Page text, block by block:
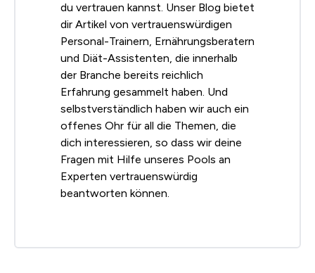
du vertrauen kannst. Unser Blog bietet
dir Artikel von vertrauenswürdigen
Personal-Trainern, Ernährungsberatern
und Diät-Assistenten, die innerhalb
der Branche bereits reichlich
Erfahrung gesammelt haben. Und
selbstverständlich haben wir auch ein
offenes Ohr für all die Themen, die
dich interessieren, so dass wir deine
Fragen mit Hilfe unseres Pools an
Experten vertrauenswürdig
beantworten können.